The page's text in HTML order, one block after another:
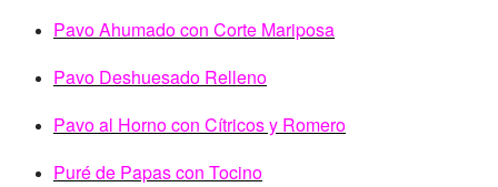
Pavo Ahumado con Corte Mariposa
Pavo Deshuesado Relleno
Pavo al Horno con Cítricos y Romero
Puré de Papas con Tocino